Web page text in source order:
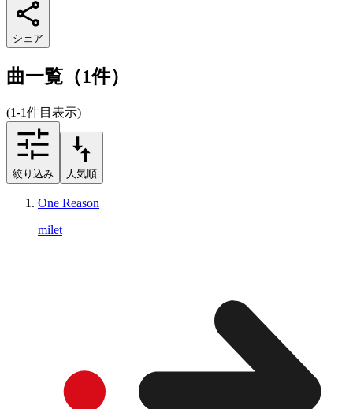
シェア
曲一覧（1件）
(1-1件目表示)
絞り込み 人気順
One Reason
milet